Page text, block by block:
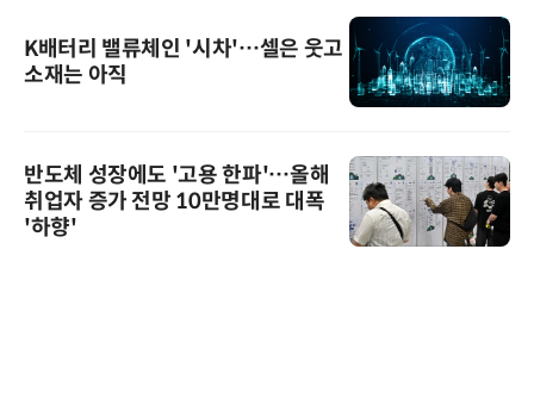
K배터리 밸류체인 '시차'…셀은 웃고
소재는 아직
반도체 성장에도 '고용 한파'…올해
취업자 증가 전망 10만명대로 대폭
'하향'